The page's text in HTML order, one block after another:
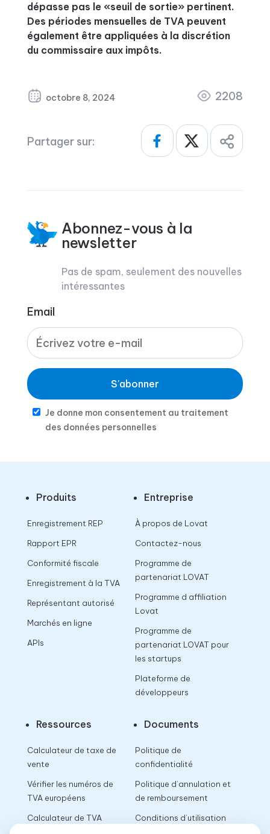
dépasse pas le «seuil de sortie» pertinent.
Des périodes mensuelles de TVA peuvent
également être appliquées à la discrétion
du commissaire aux impôts.
octobre 8, 2024 2208
Partager sur:
Abonnez-vous à la
newsletter
Pas de spam, seulement des nouvelles
intéressantes
Email
S'abonner
Je donne mon consentement au traitement
des données personnelles
Produits
Enregistrement REP
Rapport EPR
Conformité fiscale
Enregistrement à la TVA
Représentant autorisé
Marchés en ligne
APIs
Entreprise
À propos de Lovat
Contactez-nous
Programme de
partenariat LOVAT
Programme d affiliation
Lovat
Programme de
partenariat LOVAT pour
les startups
Plateforme de
développeurs
Ressources
Calculateur de taxe de
vente
Vérifier les numéros de
TVA européens
Calculateur de TVA
Documents
Politique de
confidentialité
Politique d’annulation et
de remboursement
Conditions d’utilisation